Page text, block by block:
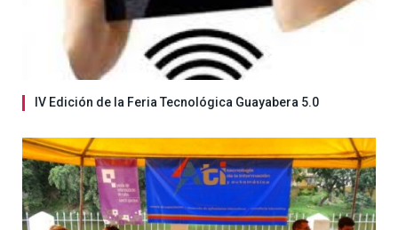
IV Edición de la Feria Tecnológica Guayabera 5.0